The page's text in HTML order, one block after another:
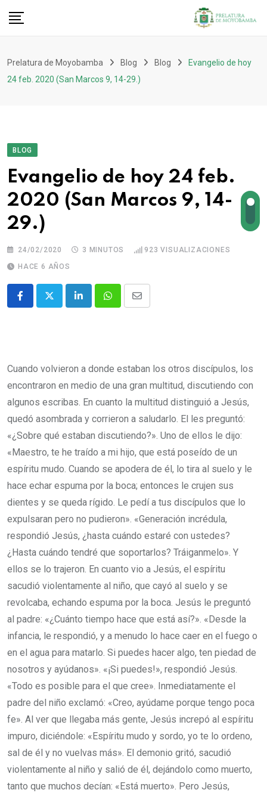
Prelatura de Moyobamba Blog Blog
Evangelio de hoy
24 feb. 2020 (San Marcos 9, 14-29.)
BLOG
Evangelio de hoy 24 feb.
2020 (San Marcos 9, 14-
29.)
24/02/2020 3 MINUTOS 923 VISUALIZACIONES
HACE 6 AÑOS
Cuando volvieron a donde estaban los otros discípulos, los
encontraron en medio de una gran multitud, discutiendo con
algunos escribas. En cuanto la multitud distinguió a Jesús,
quedó asombrada y corrieron a saludarlo. El les preguntó:
«¿Sobre qué estaban discutiendo?». Uno de ellos le dijo:
«Maestro, te he traído a mi hijo, que está poseído de un
espíritu mudo. Cuando se apodera de él, lo tira al suelo y le
hace echar espuma por la boca; entonces le crujen sus
dientes y se queda rígido. Le pedí a tus discípulos que lo
expulsaran pero no pudieron». «Generación incrédula,
respondió Jesús, ¿hasta cuándo estaré con ustedes?
¿Hasta cuándo tendré que soportarlos? Tráiganmelo». Y
ellos se lo trajeron. En cuanto vio a Jesús, el espíritu
sacudió violentamente al niño, que cayó al suelo y se
revolcaba, echando espuma por la boca. Jesús le preguntó
al padre: «¿Cuánto tiempo hace que está así?». «Desde la
infancia, le respondió, y a menudo lo hace caer en el fuego o
en el agua para matarlo. Si puedes hacer algo, ten piedad de
nosotros y ayúdanos». «¡Si puedes!», respondió Jesús.
«Todo es posible para el que cree». Inmediatamente el
padre del niño exclamó: «Creo, ayúdame porque tengo poca
fe». Al ver que llegaba más gente, Jesús increpó al espíritu
impuro, diciéndole: «Espíritu mudo y sordo, yo te lo ordeno,
sal de él y no vuelvas más». El demonio gritó, sacudió
violentamente al niño y salió de él, dejándolo como muerto,
tanto que muchos decían: «Está muerto». Pero Jesús,